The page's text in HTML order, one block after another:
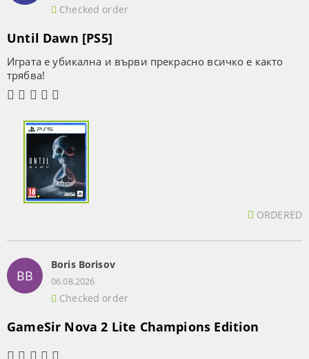
Checked order
Until Dawn [PS5]
Играта е убикална и върви прекрасно всичко е както
трябва!
ORDERED
BB
Boris Borisov
06.08.2026
Checked order
GameSir Nova 2 Lite Champions Edition